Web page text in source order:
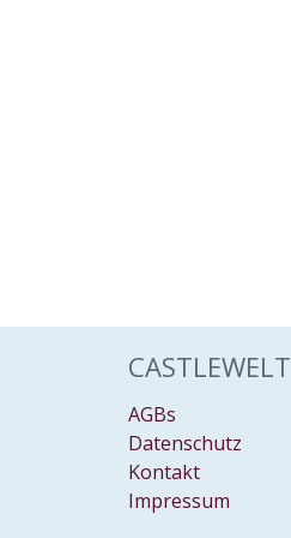
CASTLEWELT
AGBs
Datenschutz
Kontakt
Impressum